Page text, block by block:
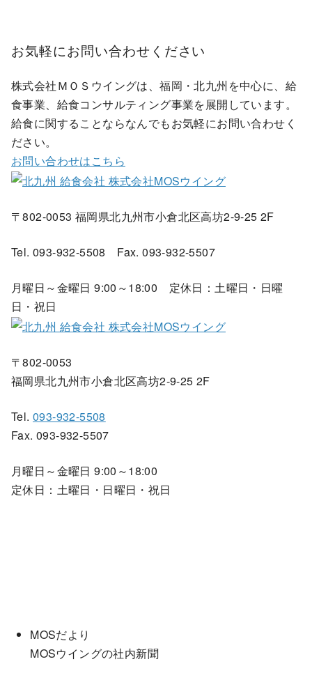
お気軽にお問い合わせください
株式会社ＭＯＳウイングは、福岡・北九州を中心に、給
食事業、給食コンサルティング事業を展開しています。
給食に関することならなんでもお気軽にお問い合わせく
ださい。
お問い合わせはこちら
〒802-0053 福岡県北九州市小倉北区高坊2-9-25 2F
Tel. 093-932-5508 Fax. 093-932-5507
月曜日～金曜日 9:00～18:00 定休日：土曜日・日曜
日・祝日
〒802-0053
福岡県北九州市小倉北区高坊2-9-25 2F
Tel. 093-932-5508
Fax. 093-932-5507
月曜日～金曜日 9:00～18:00
定休日：土曜日・日曜日・祝日
MOSだより
MOSウイングの社内新聞